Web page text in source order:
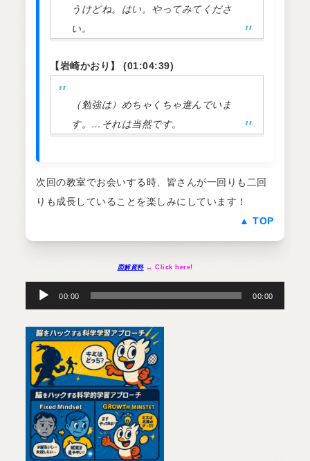
うけどね。はい。やってみてくださ
い。
【岩崎かおり】 (01:04:39)
（勉強は）めちゃくちゃ進んでいま
す。…それは当然です。
次回の教室でお会いする時、皆さんが一回りも二回
りも成長していることを楽しみにしています！
▲ TOP
図解資料 ← Click here!
プ
ー
ー
00:00 00:00